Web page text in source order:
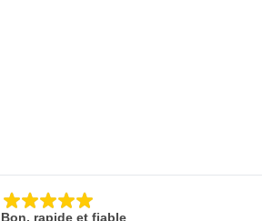
Bon, rapide et fiable